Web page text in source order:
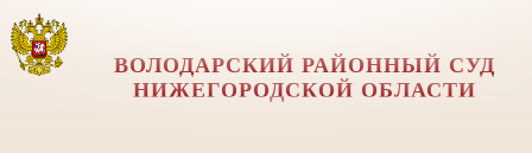
ВОЛОДАРСКИЙ РАЙОННЫЙ СУД
НИЖЕГОРОДСКОЙ ОБЛАСТИ